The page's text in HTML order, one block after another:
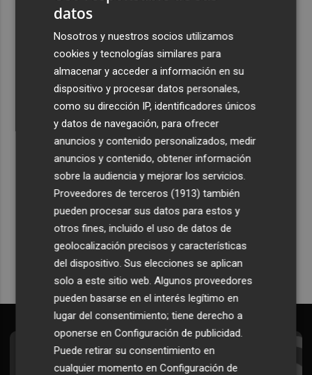
euros tras las ayudas del Info
El centrocampista Carlos Guirao llega al CD Eldense
cedido por el Leganés
Recibe toda la actualidad de
Plaza Podcast en tu correo
Quiero suscribirme
Suscríbete al Boletín
datos
Nosotros y nuestros socios utilizamos
cookies y tecnologías similares para
almacenar y acceder a información en su
dispositivo y procesar datos personales,
como su dirección IP, identificadores únicos
y datos de navegación, para ofrecer
anuncios y contenido personalizados, medir
anuncios y contenido, obtener información
sobre la audiencia y mejorar los servicios.
Proveedores de terceros (1913) también
pueden procesar sus datos para estos y
otros fines, incluido el uso de datos de
geolocalización precisos y características
del dispositivo. Sus elecciones se aplican
solo a este sitio web. Algunos proveedores
pueden basarse en el interés legítimo en
lugar del consentimiento; tiene derecho a
oponerse enConfiguración de publicidad.
Puede retirar su consentimiento en
cualquier momento enConfiguración de